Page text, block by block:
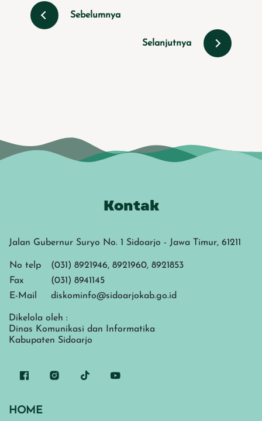
Sebelumnya
Selanjutnya
Kontak
Jalan Gubernur Suryo No. 1 Sidoarjo - Jawa Timur, 61211
No telp
(031) 8921946, 8921960, 8921853
Fax
(031) 8941145
E-Mail
diskominfo@sidoarjokab.go.id
Dikelola oleh :
Dinas Komunikasi dan Informatika
Kabupaten Sidoarjo
HOME